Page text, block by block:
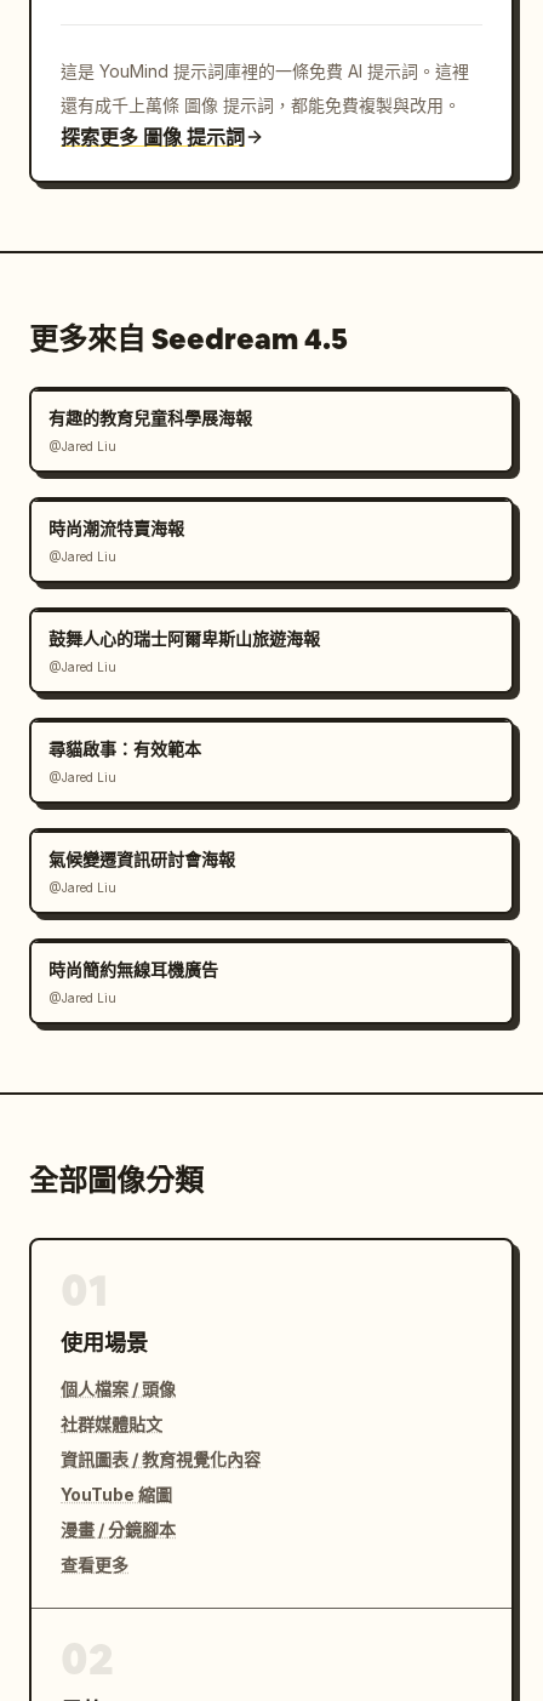
這是 YouMind 提示詞庫裡的一條免費 AI 提示詞。這裡
還有成千上萬條 圖像 提示詞，都能免費複製與改用。
探索更多 圖像 提示詞
更多來自 Seedream 4.5
有趣的教育兒童科學展海報
@Jared Liu
時尚潮流特賣海報
@Jared Liu
鼓舞人心的瑞士阿爾卑斯山旅遊海報
@Jared Liu
尋貓啟事：有效範本
@Jared Liu
氣候變遷資訊研討會海報
@Jared Liu
時尚簡約無線耳機廣告
@Jared Liu
全部圖像分類
使用場景
個人檔案 / 頭像
社群媒體貼文
資訊圖表 / 教育視覺化內容
YouTube 縮圖
漫畫 / 分鏡腳本
查看更多